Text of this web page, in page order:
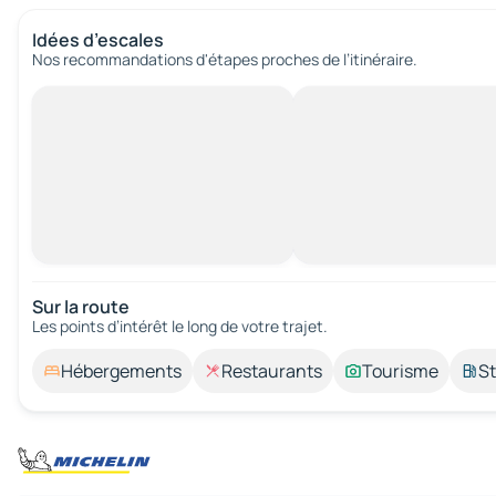
Idées d’escales
Nos recommandations d'étapes proches de l’itinéraire.
Sur la route
Les points d’intérêt le long de votre trajet.
Hébergements Restaurants Tourisme